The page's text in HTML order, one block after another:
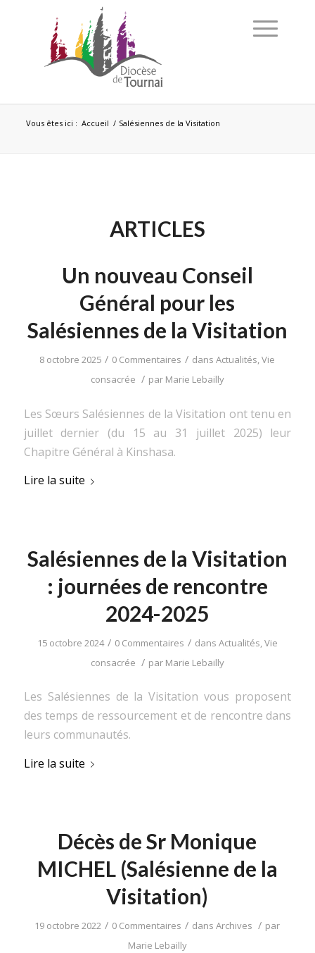
Vous êtes ici : Accueil / Salésiennes de la Visitation
ARTICLES
Un nouveau Conseil
Général pour les
Salésiennes de la Visitation
8 octobre 2025 / 0 Commentaires / dansActualités,Vie
consacrée / par Marie Lebailly
Les Sœurs Salésiennes de la Visitation ont tenu en
juillet dernier (du 15 au 31 juillet 2025) leur
Chapitre Général à Kinshasa.
Lire la suite
Salésiennes de la Visitation
: journées de rencontre
2024-2025
15 octobre 2024 / 0 Commentaires / dans Actualités Vie
consacrée / par Marie Lebailly
Les Salésiennes de la Visitation vous proposent
des temps de ressourcement et de rencontre dans
leurs communautés.
Lire la suite
Décès de Sr Monique
MICHEL (Salésienne de la
Visitation)
19 octobre 2022 / 0 Commentaires / dansArchives / par
Marie Lebailly